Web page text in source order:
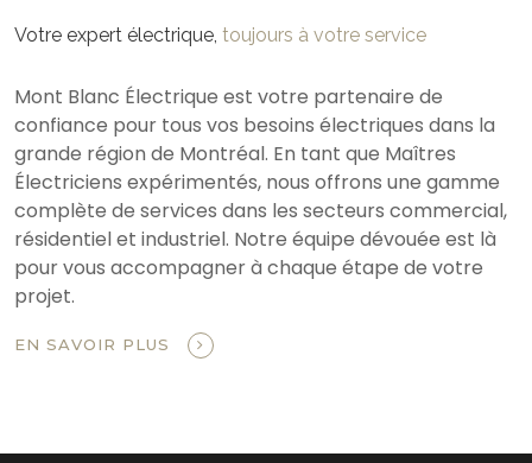
Votre expert électrique, toujours à votre service
Mont Blanc Électrique est votre partenaire de
confiance pour tous vos besoins électriques dans la
grande région de Montréal. En tant que Maîtres
Électriciens expérimentés, nous offrons une gamme
complète de services dans les secteurs commercial,
résidentiel et industriel. Notre équipe dévouée est là
pour vous accompagner à chaque étape de votre
projet.
EN SAVOIR PLUS